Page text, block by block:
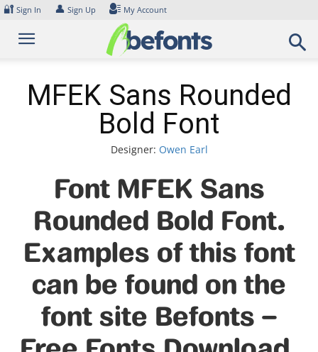
Skip
content
🔐 Sign In 👤 Sign Up My Account
MFEK Sans Rounded
Bold Font
Designer: Owen Earl
Font MFEK Sans
Rounded Bold Font.
Examples of this font
can be found on the
font site Befonts –